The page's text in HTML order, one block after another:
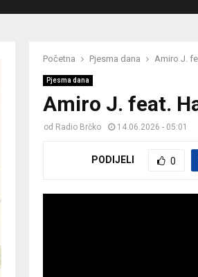
Početna Pjesma dana Amiro J.
Pjesma dana
Amiro J. feat.
od Radio Brčko 14.06.2026 - 05:01
PODIJELI 0